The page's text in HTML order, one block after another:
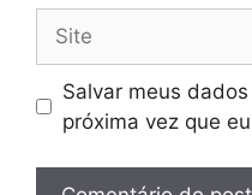
Salvar meus
próxima vez que